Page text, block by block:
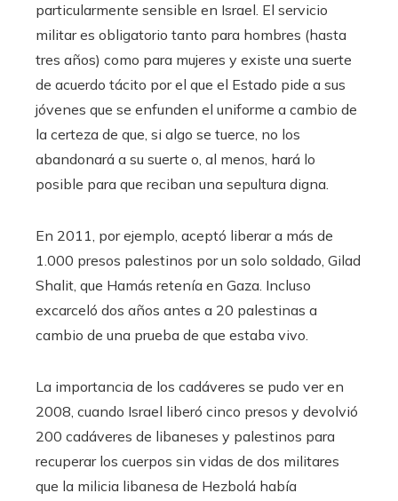
particularmente sensible en Israel. El servicio
militar es obligatorio tanto para hombres (hasta
tres años) como para mujeres y existe una suerte
de acuerdo tácito por el que el Estado pide a sus
jóvenes que se enfunden el uniforme a cambio de
la certeza de que, si algo se tuerce, no los
abandonará a su suerte o, al menos, hará lo
posible para que reciban una sepultura digna.
En 2011, por ejemplo, aceptó liberar a más de
1.000 presos palestinos por un solo soldado, Gilad
Shalit, que Hamás retenía en Gaza. Incluso
excarceló dos años antes a 20 palestinas a
cambio de una prueba de que estaba vivo.
La importancia de los cadáveres se pudo ver en
2008, cuando Israel liberó cinco presos y devolvió
200 cadáveres de libaneses y palestinos para
recuperar los cuerpos sin vidas de dos militares
que la milicia libanesa de Hezbolá había